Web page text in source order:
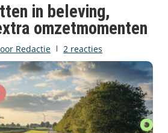
in beleving,
omzetmomenten
Redactie 2 reacties